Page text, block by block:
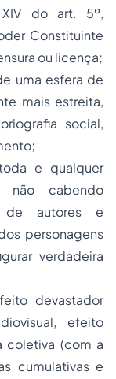
do art. 5º,
Constituinte
ou licença;
uma esfera de
mais estreita,
social,
e qualquer
não cabendo
de autores e
personagens
verdadeira
devastador
efeito
coletiva (com a
cumulativas e